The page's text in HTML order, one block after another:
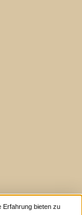
Erfahrung bieten zu